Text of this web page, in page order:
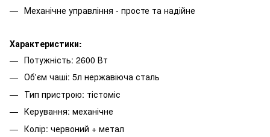
Механічне управління - просте та надійне
Характеристики:
Потужність: 2600 Вт
Об'єм чаші: 5л нержавіюча сталь
Тип пристрою: тістоміс
Керування: механічне
Колір: червоний + метал